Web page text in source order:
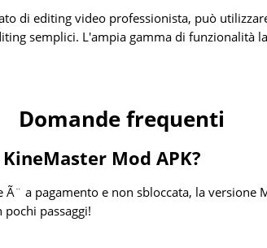
di editing video professionista, può
semplici. L'ampia gamma di funzionalità
Domande frequenti
Mod APK?
a pagamento e non sbloccata, la versione
passaggi!